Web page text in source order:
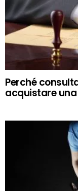
Perché
acquistare